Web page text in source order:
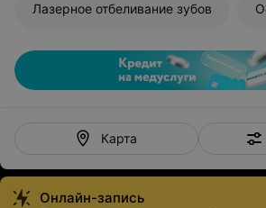
Лазерное отбеливание зубов
Карта
Онлайн-запись